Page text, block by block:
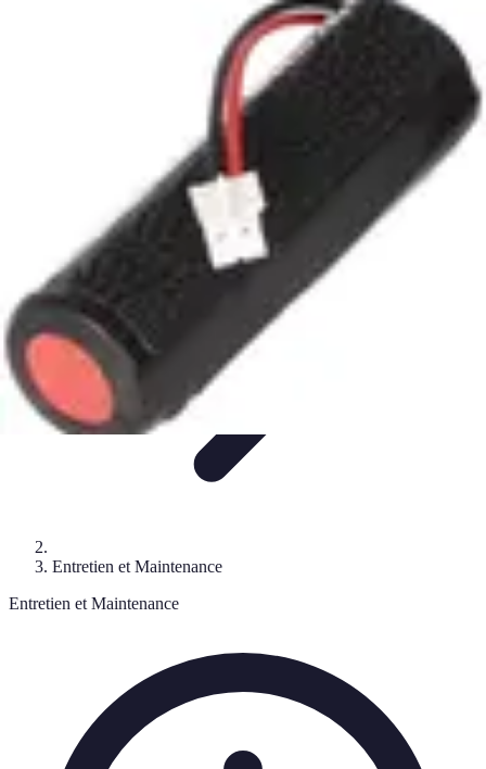
Conseils d'achatChoix de matériel
Entretien et Maintenance
Entretien et Maintenance
Entretien et Maintenance